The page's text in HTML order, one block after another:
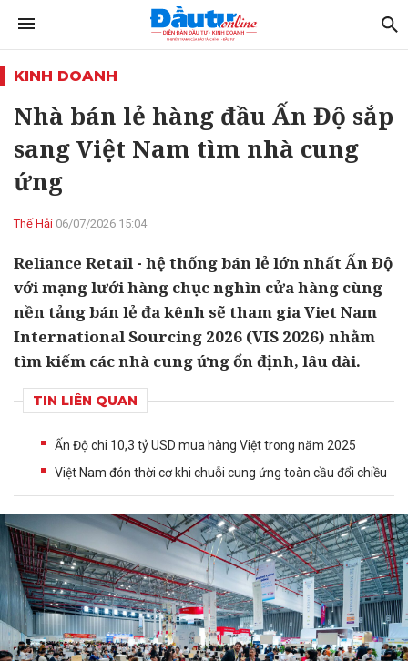
KINH DOANH
Nhà bán lẻ hàng đầu Ấn Độ sắp
sang Việt Nam tìm nhà cung
ứng
Thế Hải 06/07/2026 15:04
Reliance Retail - hệ thống bán lẻ lớn nhất Ấn Độ
với mạng lưới hàng chục nghìn cửa hàng cùng
nền tảng bán lẻ đa kênh sẽ tham gia Viet Nam
International Sourcing 2026 (VIS 2026) nhằm
tìm kiếm các nhà cung ứng ổn định, lâu dài.
TIN LIÊN QUAN
Ấn Độ chi 10,3 tỷ USD mua hàng Việt trong năm 2025
Việt Nam đón thời cơ khi chuỗi cung ứng toàn cầu đổi chiều